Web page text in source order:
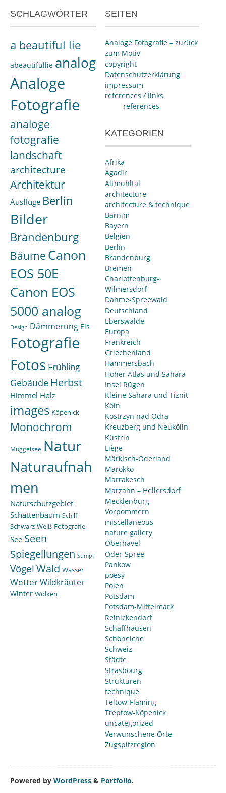
SCHLAGWÖRTER
a beautiful lie
abeautifullie analog
Analoge
Fotografie
analoge
fotografie
landschaft
architecture
Architektur
Ausflüge Berlin
Bilder
Brandenburg
Bäume Canon
EOS 50E
Canon EOS
5000 analog
Design Dämmerung Eis
Fotografie
Fotos Frühling
Gebäude Herbst
Himmel Holz
images Köpenick
Monochrom
Müggelsee Natur
Naturaufnah
men
Naturschutzgebiet
Schattenbaum Schilf
Schwarz-Weiß-Fotografie
See Seen
Spiegellungen Sumpf
VögelWald Wasser
WetterWildkräuter
Winter Wolken
SEITEN
Analoge Fotografie – zurück
zum Motiv
copyright
Datenschutzerklärung
impressum
references / links
references
KATEGORIEN
Afrika
Agadir
Altmühltal
architecture
architecture & technique
Barnim
Bayern
Belgien
Berlin
Brandenburg
Bremen
Charlottenburg-
Wilmersdorf
Dahme-Spreewald
Deutschland
Eberswalde
Europa
Frankreich
Griechenland
Hammersbach
Hoher Atlas und Sahara
Insel Rügen
Kleine Sahara und Tiznit
Köln
Kostrzyn nad Odrą
Kreuzberg und Neukölln
Küstrin
Liège
Märkisch-Oderland
Marokko
Marrakesch
Marzahn – Hellersdorf
Mecklenburg
Vorpommern
miscellaneous
nature gallery
Oberhavel
Oder-Spree
Pankow
poesy
Polen
Potsdam
Potsdam-Mittelmark
Reinickendorf
Schaffhausen
Schöneiche
Schweiz
Städte
Strasbourg
Strukturen
technique
Teltow-Fläming
Treptow-Köpenick
uncategorized
Verwunschene Orte
Zugspitzregion
Powered by WordPress & Portfolio.